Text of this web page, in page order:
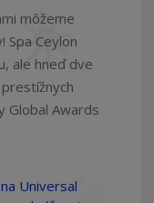
môžeme
Spa Ceylon
ale hneď dve
Global Awards